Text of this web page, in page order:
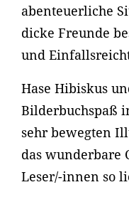
abenteuerliche
dicke Freunde
und
Hase Hibiskus
Bilderbuchspaß
sehr bewegten
das wunderbare
Leser/-innen so